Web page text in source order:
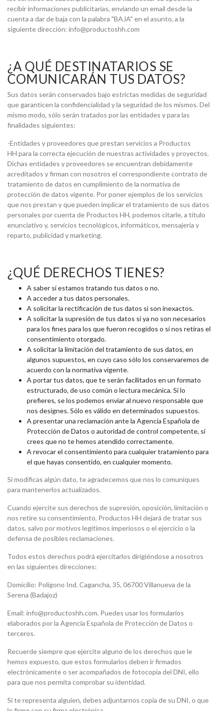
recibir informaciones publicitarias, enviando un email desde la
cuenta a dar de baja con la palabra "BAJA" en el asunto, a la
siguiente dirección: info@productoshh.com
¿A QUÉ DESTINATARIOS SE
COMUNICARÁN TUS DATOS?
Sus datos serán conservados bajo estrictas medidas de seguridad
que garanticen la confidencialidad y la seguridad de los mismos. Del
mismo modo, sólo serán tratados por las entidades y para las
finalidades siguientes:
-Entidades y proveedores que prestan servicios a Productos
HH para la correcta ejecución de nuestras actividades y proyectos.
Dichas entidades y proveedores se encuentran debidamente
acreditados y firman con nosotros el correspondiente contrato de
tratamiento de datos en cumplimiento de la normativa de
protección de datos vigente. Por poner ejemplos de los servicios
que nos prestan y que pueden implicar el tratamiento de sus datos
personales por cuenta de Productos HH, podemos citarle, a título
enunciativo y, servicios tecnológicos, informáticos, mensajería y
reparto, publicidad y marketing.
¿QUÉ DERECHOS TIENES?
A saber si estamos tratando tus datos o no.
A acceder a tus datos personales.
A solicitar la rectificación de tus datos si son inexactos.
A solicitar la supresión de tus datos si ya no son necesarios
para los fines para los que fueron recogidos o si nos retiras el
consentimiento otorgado.
A solicitar la limitación del tratamiento de sus datos, en
algunos supuestos, en cuyo caso sólo los conservaremos de
acuerdo con la normativa vigente.
A portar tus datos, que te serán facilitados en un formato
estructurado, de uso común o lectura mecánica. Si lo
prefieres, se los podemos enviar al nuevo responsable que
nos designes. Sólo es válido en determinados supuestos.
A presentar una reclamación ante la Agencia Española de
Protección de Datos o autoridad de control competente, si
crees que no te hemos atendido correctamente.
A revocar el consentimiento para cualquier tratamiento para
el que hayas consentido, en cualquier momento.
Si modificas algún dato, te agradecemos que nos lo comuniques
para mantenerlos actualizados.
Cuando ejercite sus derechos de supresión, oposición, limitación o
nos retire su consentimiento, Productos HH dejará de tratar sus
datos, salvo por motivos legítimos imperiosos o el ejercicio o la
defensa de posibles reclamaciones.
Todos estos derechos podrá ejercitarlos dirigiéndose a nosotros
en las siguientes direcciones:
Domicilio: Polígono Ind. Cagancha, 35, 06700 Villanueva de la
Serena (Badajoz)
Email: info@productoshh.com. Puedes usar los formularios
elaborados por la Agencia Española de Protección de Datos o
terceros.
Recuerde siempre que ejercite alguno de los derechos que le
hemos expuesto, que estos formularios deben ir firmados
electrónicamente o ser acompañados de fotocopia del DNI, ello
para que nos permita comprobar su identidad.
Si te representa alguien, debes adjuntarnos copia de su DNI, o que